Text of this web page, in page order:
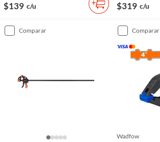
$139 c/u $319 c/u
comparar comparar
Wadfow